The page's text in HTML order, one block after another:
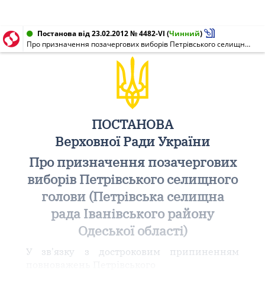
Постанова від 23.02.2012 № 4482-VI (Чинний)
Про призначення позачергових виборів Петрівського селищного голови (Петрівська селищна рада Іванівського району Одеської області)
ПОСТАНОВА
Верховної Ради України
Про призначення позачергових
виборів Петрівського селищного
голови (Петрівська селищна
рада Іванівського району
Одеської області)
У зв'язку з достроковим припиненням